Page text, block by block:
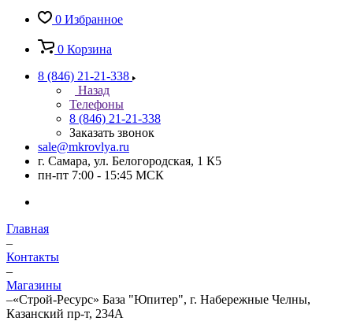
0 Избранное
0 Корзина
8 (846) 21-21-338
Назад
Телефоны
8 (846) 21-21-338
Заказать звонок
sale@mkrovlya.ru
г. Самара, ул. Белогородская, 1 К5
пн-пт 7:00 - 15:45 МСК
Главная
–
Контакты
–
Магазины
–«Строй-Ресурс» База "Юпитер", г. Набережные Челны,
Казанский пр-т, 234А